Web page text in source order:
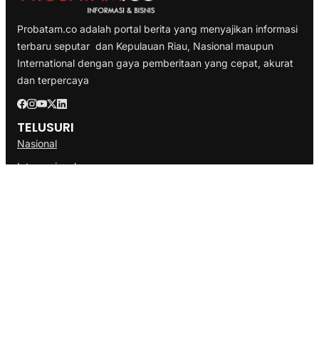
Probatam.co adalah portal berita yang menyajikan informasi
terbaru seputar dan Kepulauan Riau, Nasional maupun
International dengan gaya pemberitaan yang cepat, akurat
dan terpercaya
TELUSURI
Nasional
Internasional